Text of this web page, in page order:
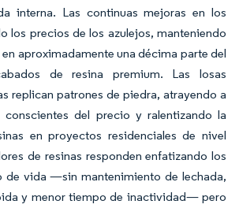
interna. Las continuas mejoras en los
los precios de los azulejos, manteniendo
aproximadamente una décima parte del
de resina premium. Las losas
replican patrones de piedra, atrayendo a
conscientes del precio y ralentizando la
en proyectos residenciales de nivel
de resinas responden enfatizando los
de vida —sin mantenimiento de lechada,
y menor tiempo de inactividad— pero